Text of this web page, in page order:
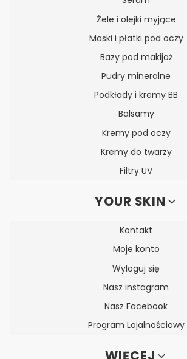
Żele i olejki myjące
Maski i płatki pod oczy
Bazy pod makijaż
Pudry mineralne
Podkłady i kremy BB
Balsamy
Kremy pod oczy
Kremy do twarzy
Filtry UV
YOUR SKIN
Kontakt
Moje konto
Wyloguj się
Nasz instagram
Nasz Facebook
Program Lojalnościowy